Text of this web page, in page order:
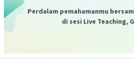
Perdalam pemahamanmu
di sesi Live Teaching,